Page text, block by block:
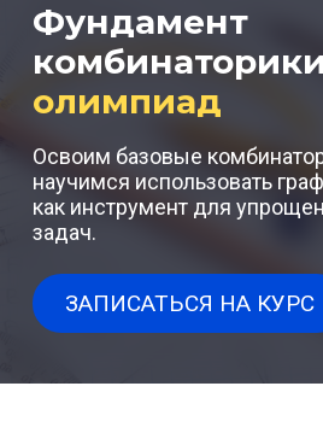
Фундамент
комбинаторики
олимпиад
Освоим базовые
научимся использовать
как инструмент для
задач.
ЗАПИСАТЬСЯ НА КУРС